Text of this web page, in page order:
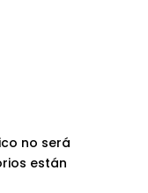
no será
están